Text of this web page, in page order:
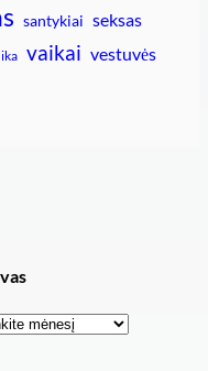
santykiai seksas
vaikai vestuvės